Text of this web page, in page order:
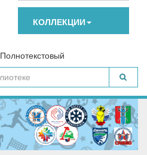
КОЛЛЕКЦИИ
Полнотекстовый